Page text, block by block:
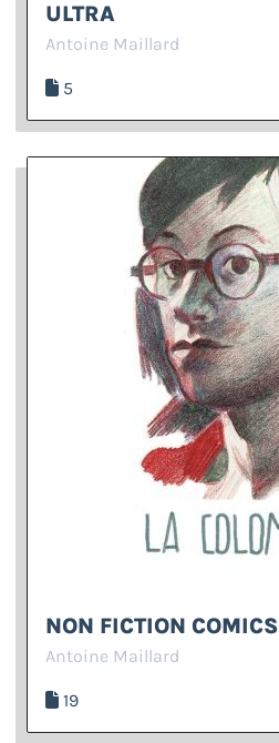
ULTRA
Antoine Maillard
5
NON FICTION COMICS
Antoine Maillard
19